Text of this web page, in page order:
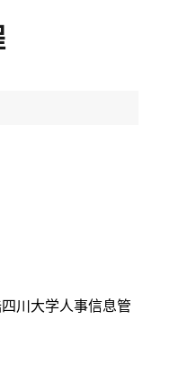
川大学人事信息管